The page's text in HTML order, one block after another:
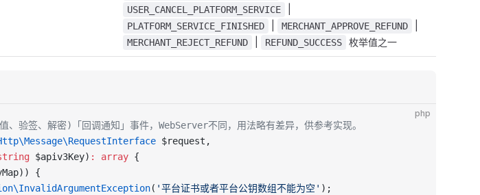
USER_CANCEL_PLATFORM_SERVICE
PLATFORM_SERVICE_FINISHED MERCHANT_APPROVE_REFUND
MERCHANT_REJECT_REFUND REFUND_SUCCESS 枚举值之一
php
验签、解密)「回调通知」事件，WebServer不同，用法略有差异，供参考实现。
$request,
$apiv3Key) : array {
{
( '平台证书或者平台公钥数组不能为空' );